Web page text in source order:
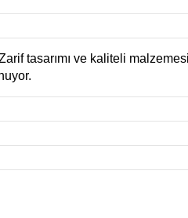
tasarımı ve kaliteli